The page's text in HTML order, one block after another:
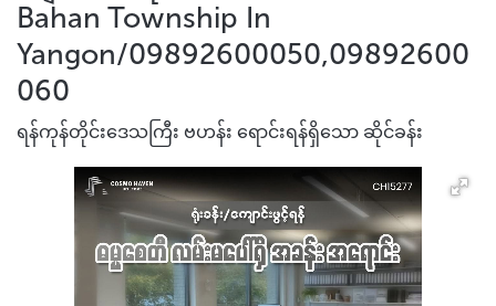
Bahan Township In
Yangon/09892600050,09892600
060
ရန်ကုန်တိုင်းဒေသကြီး ဗဟန်း ရောင်းရန်ရှိသော ဆိုင်ခန်း